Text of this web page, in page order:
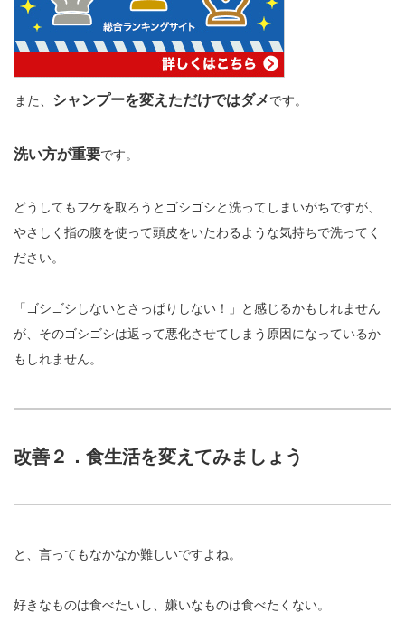
また、 シャンプーを変えただけではダメです。
洗い方が重要です。
どうしてもフケを取ろうとゴシゴシと洗ってしまいがちですが、
やさしく指の腹を使って頭皮をいたわるような気持ちで洗ってく
ださい。
「ゴシゴシしないとさっぱりしない！」と感じるかもしれません
が、そのゴシゴシは返って悪化させてしまう原因になっているか
もしれません。
改善２．食生活を変えてみましょう
と、言ってもなかなか難しいですよね。
好きなものは食べたいし、嫌いなものは食べたくない。